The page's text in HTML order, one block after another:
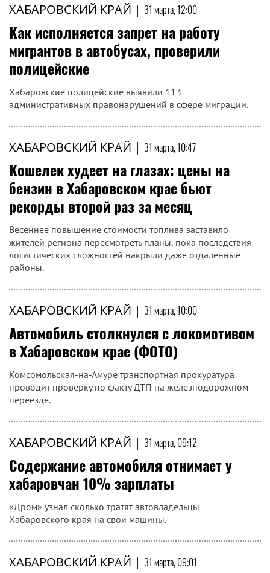
ХАБАРОВСКИЙ КРАЙ | 31 марта, 12:00
Как исполняется запрет на работу
мигрантов в автобусах, проверили
полицейские
Хабаровские полицейские выявили 113
административных правонарушений в сфере миграции.
ХАБАРОВСКИЙ КРАЙ | 31 марта, 10:47
Кошелек худеет на глазах: цены на
бензин в Хабаровском крае бьют
рекорды второй раз за месяц
Весеннее повышение стоимости топлива заставило
жителей региона пересмотреть планы, пока последствия
логистических сложностей накрыли даже отдаленные
районы.
ХАБАРОВСКИЙ КРАЙ | 31 марта, 10:00
Автомобиль столкнулся с локомотивом
в Хабаровском крае (ФОТО)
Комсомольская-на-Амуре транспортная прокуратура
проводит проверку по факту ДТП на железнодорожном
переезде.
ХАБАРОВСКИЙ КРАЙ | 31 марта, 09:12
Содержание автомобиля отнимает у
хабаровчан 10% зарплаты
«Дром» узнал сколько тратят автовладельцы
Хабаровского края на свои машины.
ХАБАРОВСКИЙ КРАЙ | 31 марта, 09:01